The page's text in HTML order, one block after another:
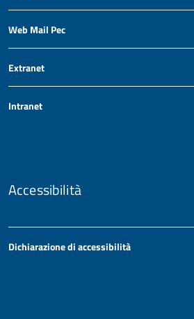
Web Mail Pec
Extranet
Intranet
Accessibilità
Dichiarazione di accessibilità